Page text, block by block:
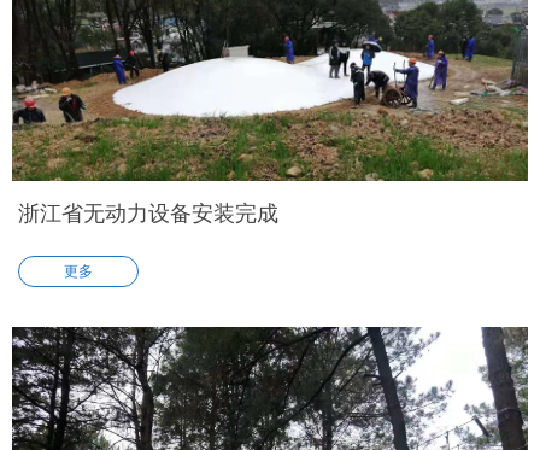
跳。利于他们身体健康成长的前提下，还能带给他们更多的乐趣。
重庆梦幻岛乐园的蹦蹦云就安装在园区进门的正中间，不仅提升园
区的美观，也可以满足孩子攀爬与蹦跳的合理规划。
浙江省无动力设备安装完成
更多